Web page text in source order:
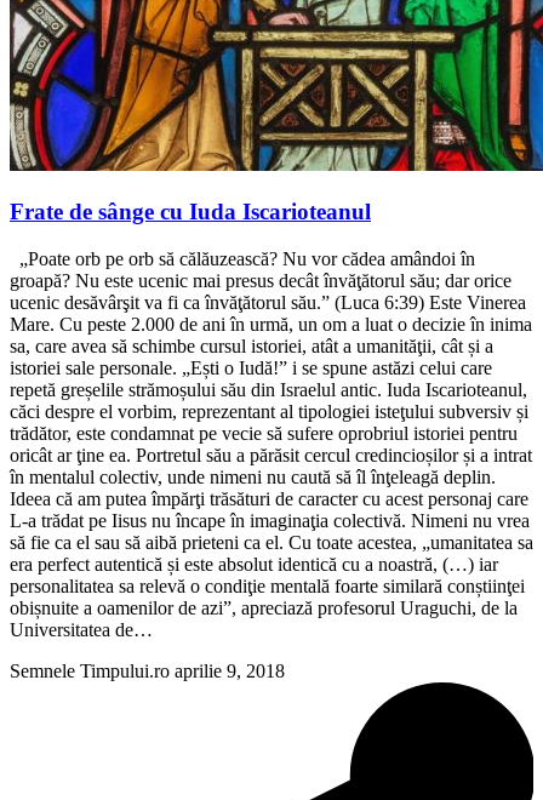
Frate de sânge cu Iuda Iscarioteanul
„Poate orb pe orb să călăuzească? Nu vor cădea amândoi în
groapă? Nu este ucenic mai presus decât învăţătorul său; dar orice
ucenic desăvârşit va fi ca învăţătorul său.” (Luca 6:39) Este Vinerea
Mare. Cu peste 2.000 de ani în urmă, un om a luat o decizie în inima
sa, care avea să schimbe cursul istoriei, atât a umanităţii, cât și a
istoriei sale personale. „Ești o Iudă!” i se spune astăzi celui care
repetă greșelile strămoșului său din Israelul antic. Iuda Iscarioteanul,
căci despre el vorbim, reprezentant al tipologiei isteţului subversiv și
trădător, este condamnat pe vecie să sufere oprobriul istoriei pentru
oricât ar ţine ea. Portretul său a părăsit cercul credincioșilor și a intrat
în mentalul colectiv, unde nimeni nu caută să îl înţeleagă deplin.
Ideea că am putea împărţi trăsături de caracter cu acest personaj care
L-a trădat pe Iisus nu încape în imaginaţia colectivă. Nimeni nu vrea
să fie ca el sau să aibă prieteni ca el. Cu toate acestea, „umanitatea sa
era perfect autentică și este absolut identică cu a noastră, (…) iar
personalitatea sa relevă o condiţie mentală foarte similară conștiinţei
obișnuite a oamenilor de azi”, apreciază profesorul Uraguchi, de la
Universitatea de…
Semnele Timpului.ro aprilie 9, 2018